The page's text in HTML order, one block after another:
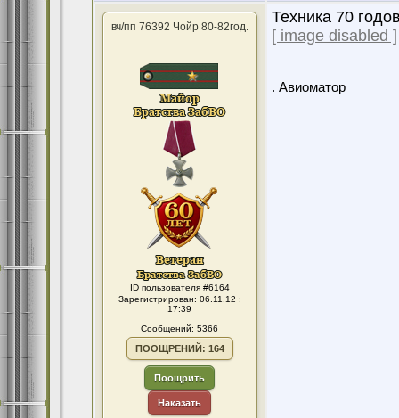
вч/пп 76392 Чойр 80-82год.
ID пользователя #6164
Зарегистрирован: 06.11.12 :
17:39
Сообщений: 5366
ПООЩРЕНИЙ: 164
Поощрить
Наказать
Техника 70
[ image disabled ]
. Авиоматор